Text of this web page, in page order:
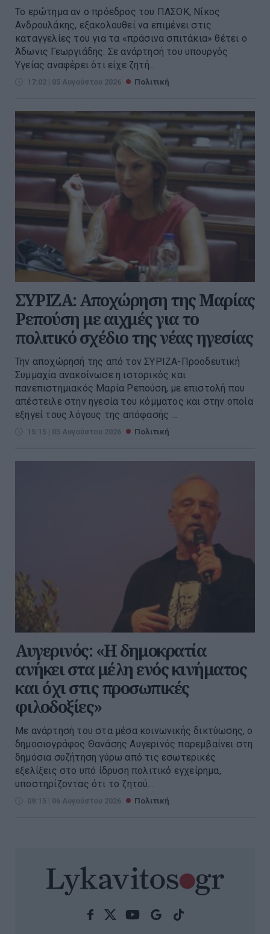
Το ερώτημα αν ο πρόεδρος του ΠΑΣΟΚ, Νίκος
Ανδρουλάκης, εξακολουθεί να επιμένει στις
καταγγελίες του για τα «πράσινα σπιτάκια» θέτει ο
Άδωνις Γεωργιάδης. Σε ανάρτησή του υπουργός
Υγείας αναφέρει ότι είχε ζητή...
17:02 | 05 Αυγούστου 2026 Πολιτική
ΣΥΡΙΖΑ: Αποχώρηση της Μαρίας
Ρεπούση με αιχμές για το
πολιτικό σχέδιο της νέας ηγεσίας
Την αποχώρησή της από τον ΣΥΡΙΖΑ-Προοδευτική
Συμμαχία ανακοίνωσε η ιστορικός και
πανεπιστημιακός Μαρία Ρεπούση, με επιστολή που
απέστειλε στην ηγεσία του κόμματος και στην οποία
εξηγεί τους λόγους της απόφασής ...
15:15 | 05 Αυγούστου 2026 Πολιτική
Αυγερινός: «Η δημοκρατία
ανήκει στα μέλη ενός κινήματος
και όχι στις προσωπικές
φιλοδοξίες»
Με ανάρτησή του στα μέσα κοινωνικής δικτύωσης, ο
δημοσιογράφος Θανάσης Αυγερινός παρεμβαίνει στη
δημόσια συζήτηση γύρω από τις εσωτερικές
εξελίξεις στο υπό ίδρυση πολιτικό εγχείρημα,
υποστηρίζοντας ότι το ζητού...
09:15 | 06 Αυγούστου 2026 Πολιτική